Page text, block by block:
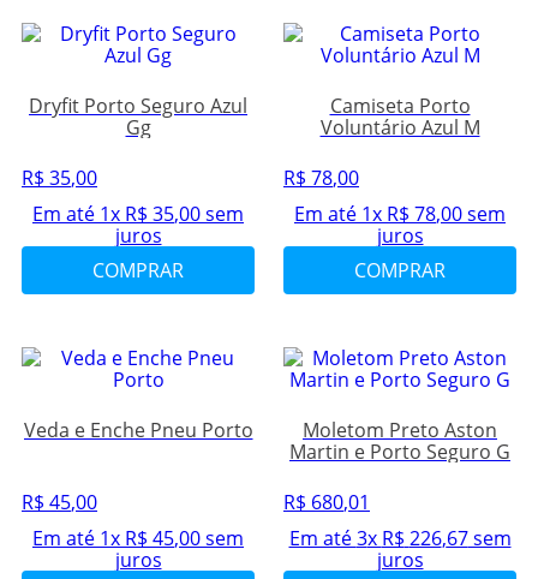
Dryfit Porto Seguro Azul
Gg
R$ 35,00
Em até 1x R$ 35,00sem
juros
COMPRAR
Camiseta Porto
Voluntário Azul M
R$ 78,00
Em até 1x R$ 78,00sem
juros
COMPRAR
Veda e Enche Pneu Porto
R$ 45,00
Em até 1x R$ 45,00sem
juros
Moletom Preto Aston
Martin e Porto Seguro G
R$ 680,01
Em até3x R$ 226,67sem
juros